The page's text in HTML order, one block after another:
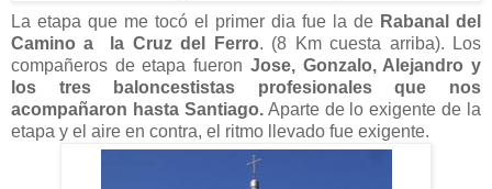
La etapa que me tocó el primer dia fue la de Rabanal del
Camino a la Cruz del Ferro. (8 Km cuesta arriba). Los
compañeros de etapa fueron Jose, Gonzalo, Alejandro y
los tres baloncestistas profesionales que nos
acompañaron hasta Santiago.Aparte de lo exigente de la
etapa y el aire en contra, el ritmo llevado fue exigente.